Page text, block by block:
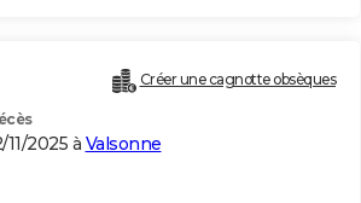
Créer une cagnotte obsèques
11/2025 à Valsonne